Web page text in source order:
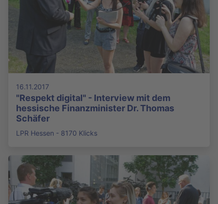
16.11.2017
"Respekt digital" - Interview mit dem
hessische Finanzminister Dr. Thomas
Schäfer
LPR Hessen - 8170 Klicks